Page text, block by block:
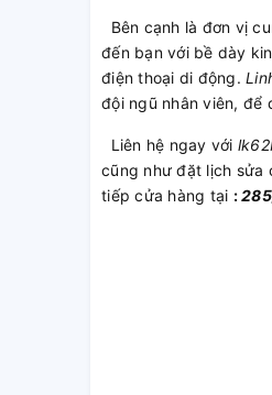
Bên cạnh là đơn vị
đến bạn với bề dày
điện thoại di động.
đội ngũ nhân viên, để
Liên hệ ngay với
cũng như đặt lịch sửa
tiếp cửa hàng tại :